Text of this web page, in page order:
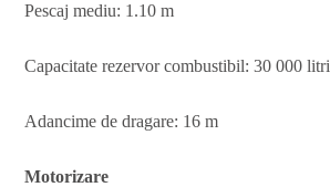
Pescaj mediu: 1.10 m
Capacitate rezervor combustibil: 30 000 litri
Adancime de dragare: 16 m
Motorizare